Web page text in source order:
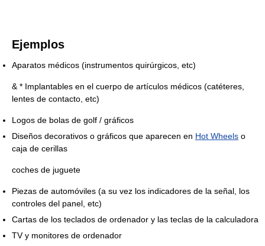
Ejemplos
Aparatos médicos (instrumentos quirúrgicos, etc)
& * Implantables en el cuerpo de artículos médicos (catéteres,
lentes de contacto, etc)
Logos de bolas de golf / gráficos
Diseños decorativos o gráficos que aparecen en Hot Wheels o
caja de cerillas
coches de juguete
Piezas de automóviles (a su vez los indicadores de la señal, los
controles del panel, etc)
Cartas de los teclados de ordenador y las teclas de la calculadora
TV y monitores de ordenador